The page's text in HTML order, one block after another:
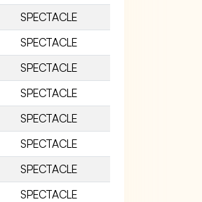
SPECTACLE
SPECTACLE
SPECTACLE
SPECTACLE
SPECTACLE
SPECTACLE
SPECTACLE
SPECTACLE